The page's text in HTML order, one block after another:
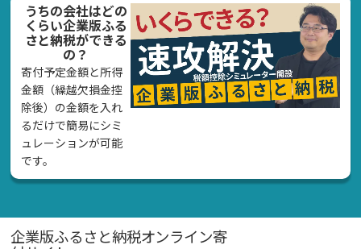
うちの会社はどの
くらい企業版ふる
さと納税ができる
の？
寄付予定金額と所得
金額（繰越欠損金控
除後）の金額を入れ
るだけで簡易にシミ
ュレーションが可能
です。
企業版ふるさと納税オンライン寄